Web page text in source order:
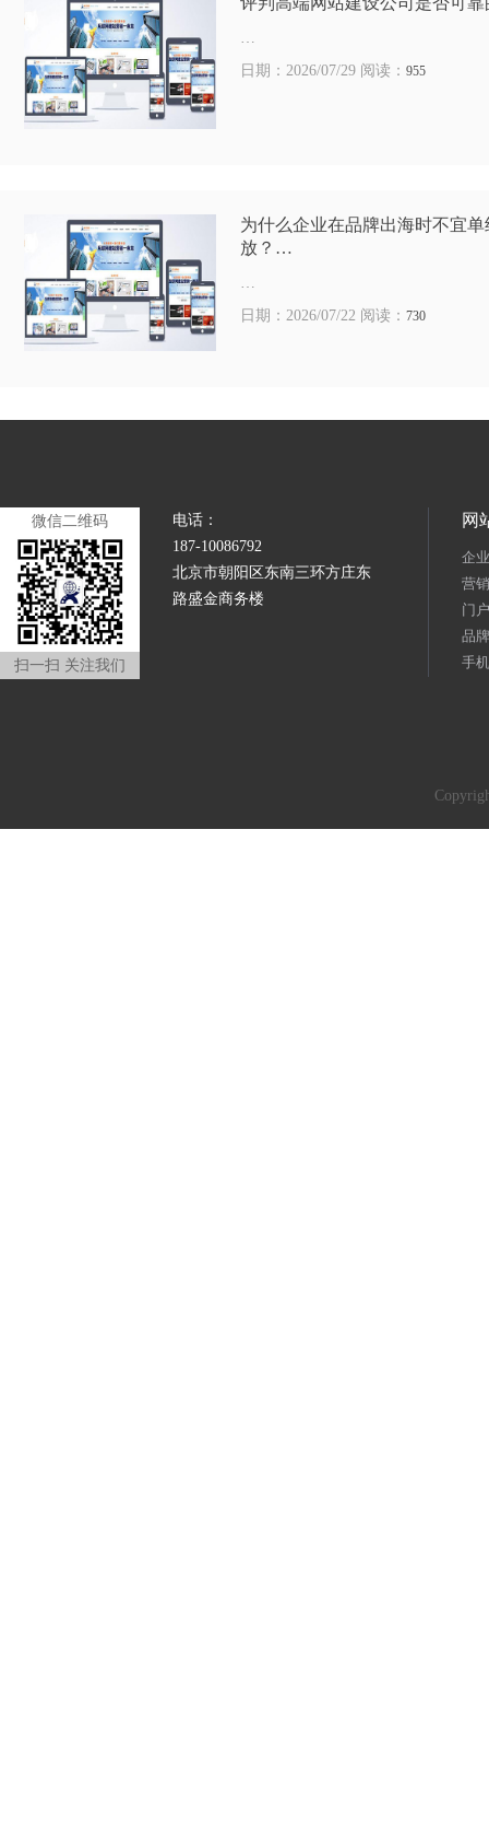
…
日期：2026/07/29 阅读： 955
为什么企业在品牌出海时不宜
放？…
…
日期：2026/07/22 阅读： 730
微信二维码
扫一扫 关注我们
电话：
187-10086792
北京市朝阳区东南三环方庄东
路盛金商务楼
网
企
营
门
品
手